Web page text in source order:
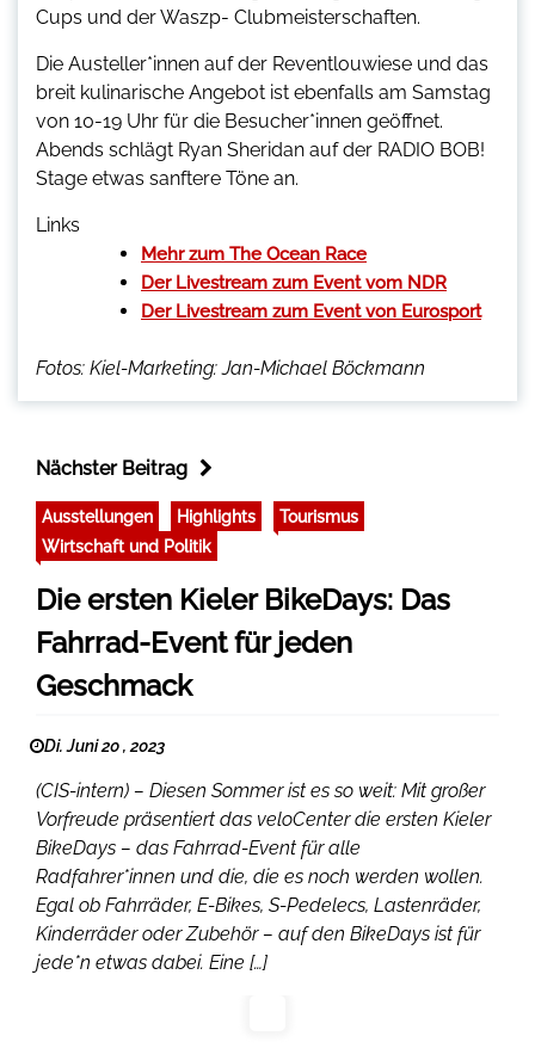
Cups und der Waszp- Clubmeisterschaften.
Die Austeller*innen auf der Reventlouwiese und das
breit kulinarische Angebot ist ebenfalls am Samstag
von 10-19 Uhr für die Besucher*innen geöffnet.
Abends schlägt Ryan Sheridan auf der RADIO BOB!
Stage etwas sanftere Töne an.
Links
Mehr zum The Ocean Race
Der Livestream zum Event vom NDR
Der Livestream zum Event von Eurosport
Fotos: Kiel-Marketing: Jan-Michael Böckmann
Nächster Beitrag
Ausstellungen Highlights
Tourismus
Wirtschaft und Politik
Die ersten Kieler BikeDays: Das
Fahrrad-Event für jeden
Geschmack
Di. Juni 20 , 2023
(CIS-intern) – Diesen Sommer ist es so weit: Mit großer
Vorfreude präsentiert das veloCenter die ersten Kieler
BikeDays – das Fahrrad-Event für alle
Radfahrer*innen und die, die es noch werden wollen.
Egal ob Fahrräder, E-Bikes, S-Pedelecs, Lastenräder,
Kinderräder oder Zubehör – auf den BikeDays ist für
jede*n etwas dabei. Eine […]